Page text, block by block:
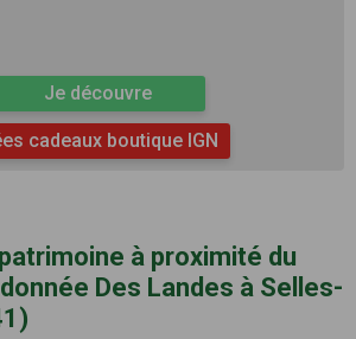
Je découvre
cadeaux boutique IGN
à proximité du
Des Landes à Selles-